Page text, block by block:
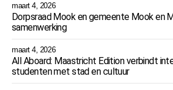
maart 4, 2026
Dorpsraad Mook en gemeente Mook en
samenwerking
maart 4, 2026
All Aboard: Maastricht Edition verbindt
studenten met stad en cultuur